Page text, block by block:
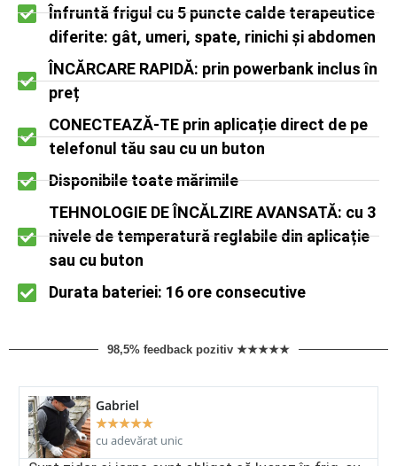
Înfruntă frigul cu 5 puncte calde terapeutice
diferite: gât, umeri, spate, rinichi și abdomen
ÎNCĂRCARE RAPIDĂ: prin powerbank inclus în
preț
CONECTEAZĂ-TE prin aplicație direct de pe
telefonul tău sau cu un buton
Disponibile toate mărimile
TEHNOLOGIE DE ÎNCĂLZIRE AVANSATĂ: cu 3
nivele de temperatură reglabile din aplicație
sau cu buton
Durata bateriei: 16 ore consecutive
98,5% feedback pozitiv ★★★★★
Gabriel
★★★★★
cu adevărat unic